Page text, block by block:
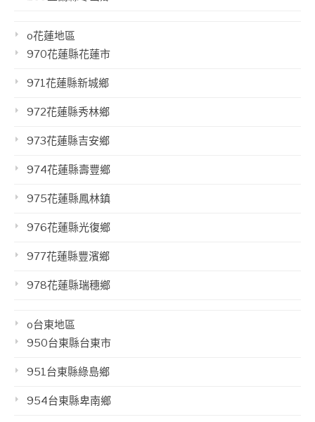
o花蓮地區
970花蓮縣花蓮市
971花蓮縣新城鄉
972花蓮縣秀林鄉
973花蓮縣吉安鄉
974花蓮縣壽豐鄉
975花蓮縣鳳林鎮
976花蓮縣光復鄉
977花蓮縣豐濱鄉
978花蓮縣瑞穗鄉
o台東地區
950台東縣台東市
951台東縣綠島鄉
954台東縣卑南鄉